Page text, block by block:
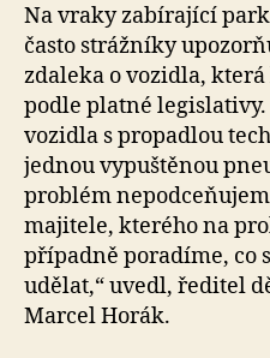
Na vraky zabírající
často strážníky
zdaleka o vozidla,
podle platné
vozidla s propadlou
jednou vypuštěnou
problém
majitele, kterého na
případně poradíme, co
udělat,“ uvedl, ředitel
Marcel Horák.